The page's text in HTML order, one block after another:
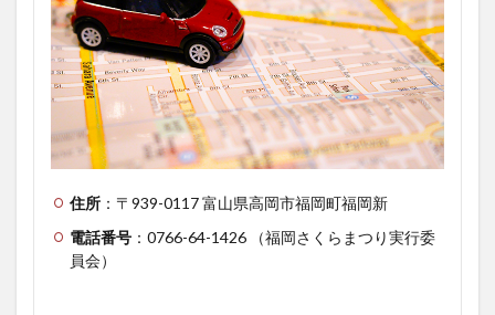
住所 ：〒939-0117 富山県高岡市福岡町福岡新
電話番号 ：0766-64-1426 （福岡さくらまつり実行委
員会）